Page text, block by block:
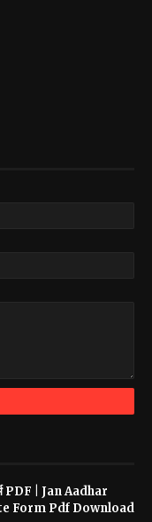
PDF | Jan Aadhar
Form Pdf Download